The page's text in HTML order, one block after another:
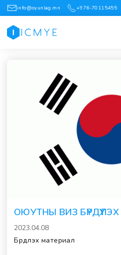
info@oyunlag.mn +976-70115455
ОЮУТНЫ ВИЗ
2023.04.08
Бүрдүүлэх материал